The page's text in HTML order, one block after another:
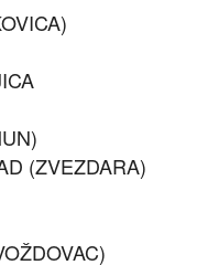
(ZVEZDARA)